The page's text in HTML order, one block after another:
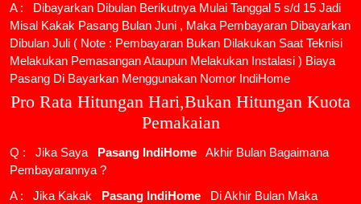
A : Dibayarkan Dibulan Berikutnya Mulai Tanggal 5 s/d 15 Jadi
Misal Kakak Pasang Bulan Juni , Maka Pembayaran Dibayarkan
Dibulan Juli ( Note : Pembayaran Bukan Dilakukan Saat Teknisi
Melakukan Pemasangan Ataupun Melakukan Instalasi ) Biaya
Pasang Di Bayarkan Menggunakan Nomor IndiHome
Pro Rata Hitungan Hari,Bukan Hitungan Kuota
Pemakaian
Q : Jika Saya Pasang IndiHome
Akhir Bulan Bagaimana
Pembayarannya ?
A : Jika Kakak
Pasang IndiHome
Di Akhir Bulan Maka